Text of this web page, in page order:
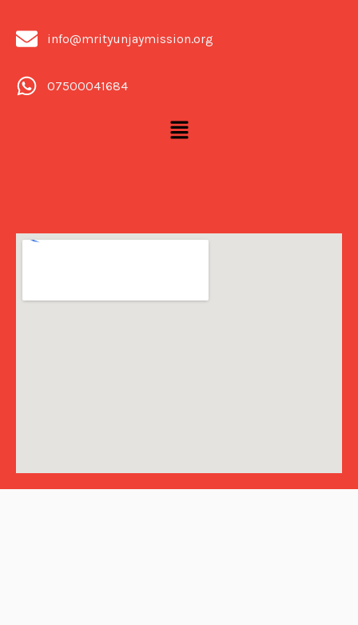
info@mrityunjaymission.org
07500041684
Menu